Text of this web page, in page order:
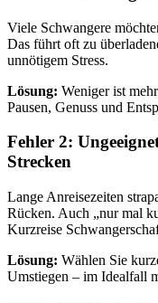
Viele Schwangere
Das führt oft zu
unnötigem Stress.
Lösung: Weniger ist
Pausen, Genuss und
Fehler 2:
Strecken
Lange Anreisezeiten
Rücken. Auch „nur mal
Kurzreise
Lösung: Wählen Sie
Umstiegen – im Idealfall